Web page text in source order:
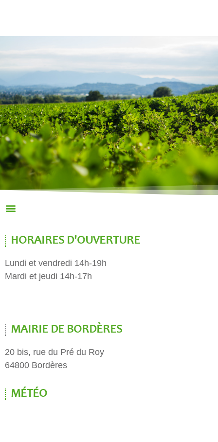
HORAIRES D'OUVERTURE
Lundi et vendredi 14h-19h
Mardi et jeudi 14h-17h
MAIRIE DE BORDÈRES
20 bis, rue du Pré du Roy
64800 Bordères
MÉTÉO